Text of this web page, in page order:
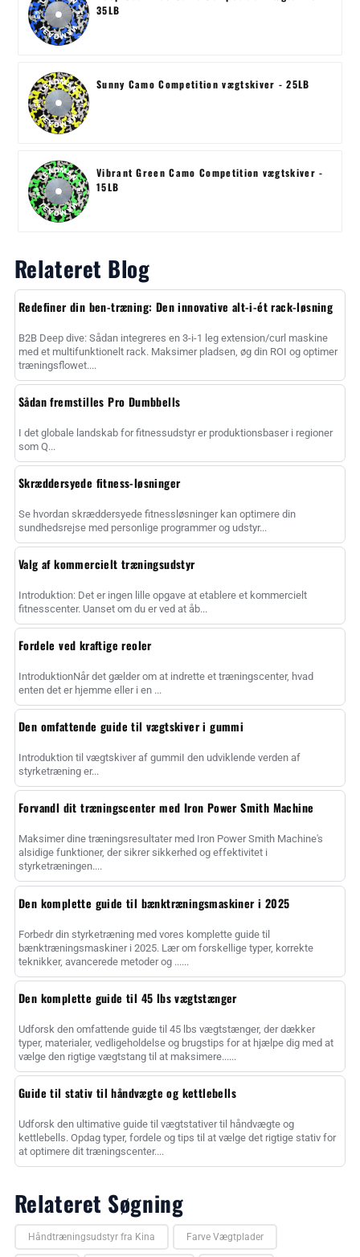
35LB
Sunny Camo Competition vægtskiver - 25LB
Vibrant Green Camo Competition vægtskiver -
15LB
Relateret Blog
Redefiner din ben-træning: Den innovative alt-i-ét rack-løsning
B2B Deep dive: Sådan integreres en 3-i-1 leg extension/curl maskine
med et multifunktionelt rack. Maksimer pladsen, øg din ROI og optimer
træningsflowet....
Sådan fremstilles Pro Dumbbells
I det globale landskab for fitnessudstyr er produktionsbaser i regioner
som Q...
Skræddersyede fitness-løsninger
Se hvordan skræddersyede fitnessløsninger kan optimere din
sundhedsrejse med personlige programmer og udstyr...
Valg af kommercielt træningsudstyr
Introduktion: Det er ingen lille opgave at etablere et kommercielt
fitnesscenter. Uanset om du er ved at åb...
Fordele ved kraftige reoler
IntroduktionNår det gælder om at indrette et træningscenter, hvad
enten det er hjemme eller i en ...
Den omfattende guide til vægtskiver i gummi
Introduktion til vægtskiver af gummiI den udviklende verden af
styrketræning er...
Forvandl dit træningscenter med Iron Power Smith Machine
Maksimer dine træningsresultater med Iron Power Smith Machine's
alsidige funktioner, der sikrer sikkerhed og effektivitet i
styrketræningen....
Den komplette guide til bænktræningsmaskiner i 2025
Forbedr din styrketræning med vores komplette guide til
bænktræningsmaskiner i 2025. Lær om forskellige typer, korrekte
teknikker, avancerede metoder og ......
Den komplette guide til 45 lbs vægtstænger
Udforsk den omfattende guide til 45 lbs vægtstænger, der dækker
typer, materialer, vedligeholdelse og brugstips for at hjælpe dig med at
vælge den rigtige vægtstang til at maksimere......
Guide til stativ til håndvægte og kettlebells
Udforsk den ultimative guide til vægtstativer til håndvægte og
kettlebells. Opdag typer, fordele og tips til at vælge det rigtige stativ for
at optimere dit træningscenter....
Relateret Søgning
Håndtræningsudstyr fra Kina Farve Vægtplader